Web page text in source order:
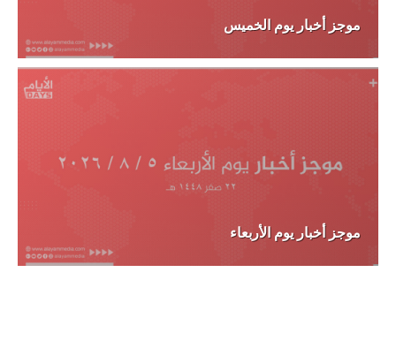
موجز أخبار يوم الخميس
موجز أخبار يوم الأربعاء